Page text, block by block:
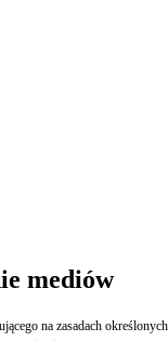
mediów
dawać prawo do odliczenia podatku